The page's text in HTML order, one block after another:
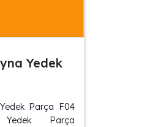
Yedek
Parça F04
Parça